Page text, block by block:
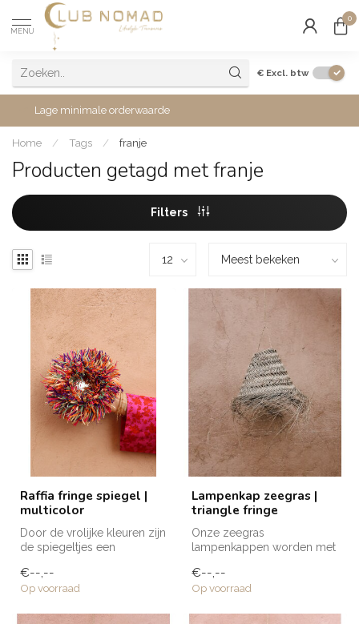
MENU
0
€ Excl. btw
Lage minimale orderwaarde
Home / Tags / franje
Producten getagd met franje
Filters
Raffia fringe spiegel |
multicolor
Door de vrolijke kleuren zijn
de spiegeltjes een
"po...
€--,--
Op voorraad
Lampenkap zeegras |
triangle fringe
Onze zeegras
lampenkappen worden met
getalenteerde ambac...
€--,--
Op voorraad